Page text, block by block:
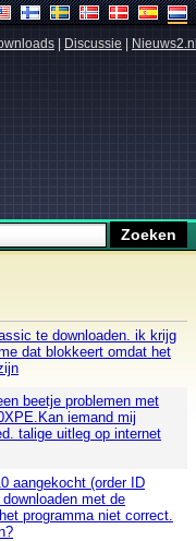
Discussie Nieuws2.nl
te downloaden. ik krijg
dat blokkeert omdat het
beetje problemen met
iemand mij
talige uitleg op internet
aangekocht (order ID
met de
programma niet correct.